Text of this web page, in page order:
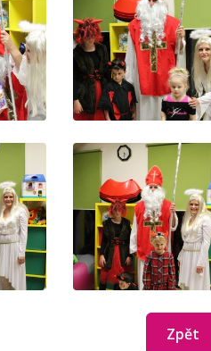
Zpět